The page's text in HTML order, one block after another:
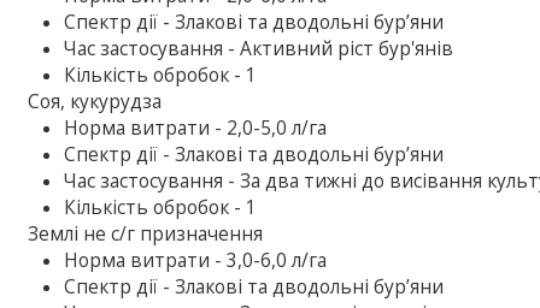
Спектр дії - Злакові та дводольні бур’яни
Час застосування - Активний ріст бур'янів
Кількість обробок - 1
Соя, кукурудза
Норма витрати - 2,0-5,0 л/га
Спектр дії - Злакові та дводольні бур’яни
Час застосування - За два тижні до висівання
Кількість обробок - 1
Землі не с/г призначення
Норма витрати - 3,0-6,0 л/га
Спектр дії - Злакові та дводольні бур’яни